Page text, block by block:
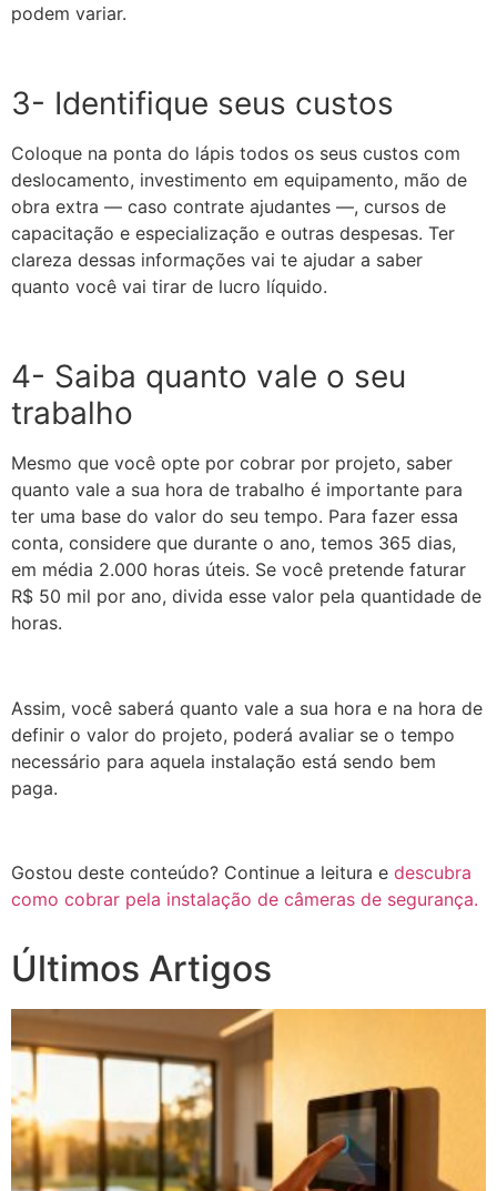
podem variar.
3- Identifique seus custos
Coloque na ponta do lápis todos os seus custos com
deslocamento, investimento em equipamento, mão de
obra extra — caso contrate ajudantes —, cursos de
capacitação e especialização e outras despesas. Ter
clareza dessas informações vai te ajudar a saber
quanto você vai tirar de lucro líquido.
4- Saiba quanto vale o seu
trabalho
Mesmo que você opte por cobrar por projeto, saber
quanto vale a sua hora de trabalho é importante para
ter uma base do valor do seu tempo. Para fazer essa
conta, considere que durante o ano, temos 365 dias,
em média 2.000 horas úteis. Se você pretende faturar
R$ 50 mil por ano, divida esse valor pela quantidade de
horas.
Assim, você saberá quanto vale a sua hora e na hora de
definir o valor do projeto, poderá avaliar se o tempo
necessário para aquela instalação está sendo bem
paga.
Gostou deste conteúdo? Continue a leitura e descubra
como cobrar pela instalação de câmeras de segurança.
Últimos Artigos